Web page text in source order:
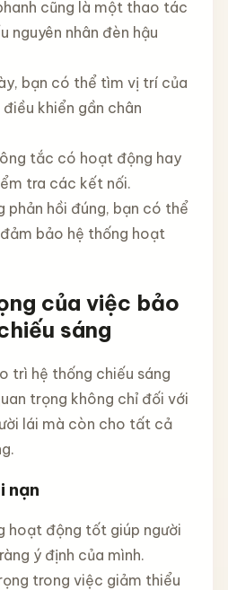
cũng là một thao tác
nguyên nhân đèn hậu
bạn có thể tìm vị trí của
khiển gần chân
tắc có hoạt động hay
tra các kết nối.
phản hồi đúng, bạn có thể
bảo hệ thống hoạt
của việc bảo
sáng
trì hệ thống chiếu sáng
trọng không chỉ đối với
lái mà còn cho tất cả
nạn
hoạt động tốt giúp người
ý định của mình.
trong việc giảm thiểu